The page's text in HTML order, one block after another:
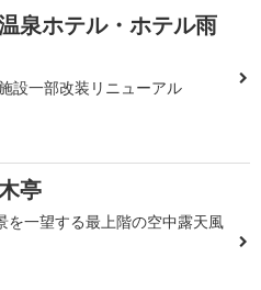
泉ホテル・ホテル雨
設一部改装リニューアル
亭
を一望する最上階の空中露天風